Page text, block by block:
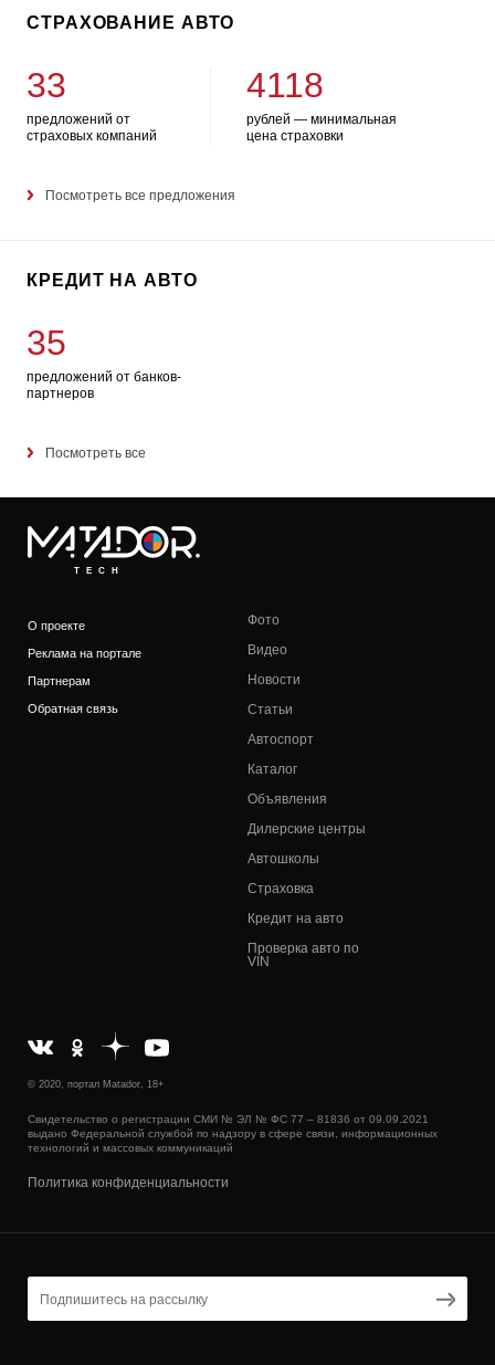
СТРАХОВАНИЕ АВТО
33
предложений от
страховых компаний
4118
рублей — минимальная
цена страховки
Посмотреть все предложения
КРЕДИТ НА АВТО
35
предложений от банков-
партнеров
Посмотреть все
TECH
О проекте
Реклама на портале
Партнерам
Обратная связь
Фото
Видео
Новости
Статьи
Автоспорт
Каталог
Объявления
Дилерские центры
Автошколы
Страховка
Кредит на авто
Проверка авто по
VIN
© 2020, портал Matador, 18+
Свидетельство о регистрации СМИ № ЭЛ № ФС 77 – 81836 от 09.09.2021
выдано Федеральной службой по надзору в сфере связи, информационных
технологий и массовых коммуникаций
Политика конфиденциальности